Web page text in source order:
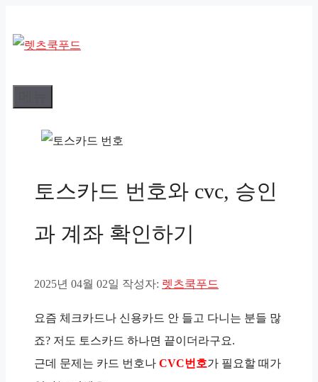
텐
로
건
토스카드 번호와 cvc, 승인
과 계좌 확인하기
2025년 04월 02일 작성자: 렛츠쿡푸드
요즘 체크카드나 신용카드 안 들고 다니는 분들 많
죠? 저도 토스카드 하나면 끝이더라구요.
근데 문제는 카드 번호나 CVC번호가 필요할 때가